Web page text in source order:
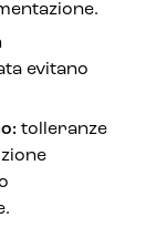
evitano
tolleranze